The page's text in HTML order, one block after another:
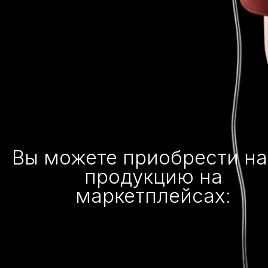
Вы можете приобрести
продукцию на
маркетплейсах: